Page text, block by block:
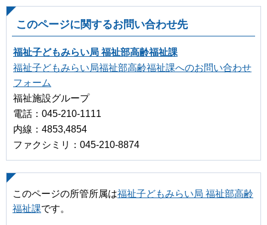
このページに関するお問い合わせ先
福祉子どもみらい局 福祉部高齢福祉課
福祉子どもみらい局福祉部高齢福祉課へのお問い合わせ
フォーム
福祉施設グループ
電話：045-210-1111
内線：4853,4854
ファクシミリ：045-210-8874
このページの所管所属は福祉子どもみらい局 福祉部高齢
福祉課です。